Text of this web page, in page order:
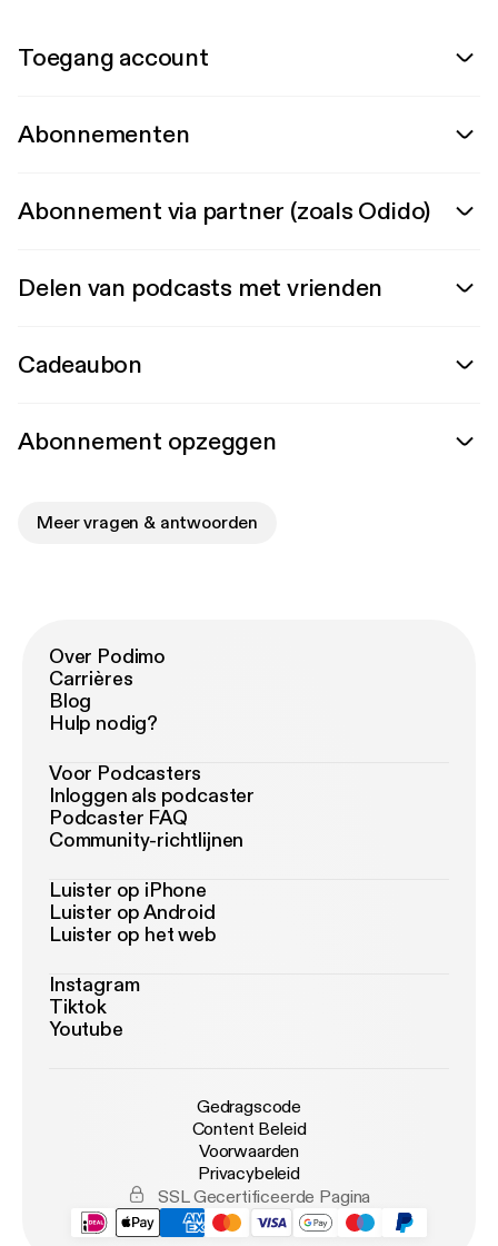
Toegang account
Abonnementen
Abonnement via partner (zoals Odido)
Delen van podcasts met vrienden
Cadeaubon
Abonnement opzeggen
Meer vragen & antwoorden
Over Podimo
Carrières
Blog
Hulp nodig?
Voor Podcasters
Inloggen als podcaster
Podcaster FAQ
Community-richtlijnen
Luister op iPhone
Luister op Android
Luister op het web
Instagram
Tiktok
Youtube
Gedragscode
Content Beleid
Voorwaarden
Privacybeleid
SSL Gecertificeerde Pagina